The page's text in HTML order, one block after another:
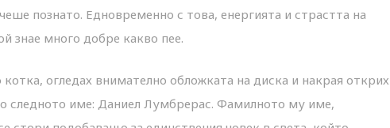
познато. Едновременно с това, енергията и страстта на
знае много добре какво пее.
огледах внимателно обложката на диска и накрая открих
следното име: Даниел Лумбрерас. Фамилното му име,